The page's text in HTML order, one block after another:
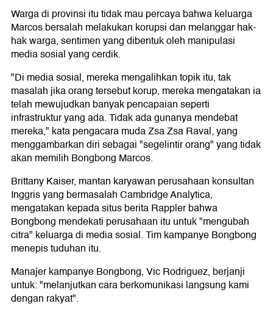
Warga di provinsi itu tidak mau percaya bahwa keluarga
Marcos bersalah melakukan korupsi dan melanggar hak-
hak warga, sentimen yang dibentuk oleh manipulasi
media sosial yang cerdik.
"Di media sosial, mereka mengalihkan topik itu, tak
masalah jika orang tersebut korup, mereka mengatakan ia
telah mewujudkan banyak pencapaian seperti
infrastruktur yang ada. Tidak ada gunanya mendebat
mereka," kata pengacara muda Zsa Zsa Raval, yang
menggambarkan diri sebagai "segelintir orang" yang tidak
akan memilih Bongbong Marcos.
Brittany Kaiser, mantan karyawan perusahaan konsultan
Inggris yang bermasalah Cambridge Analytica,
mengatakan kepada situs berita Rappler bahwa
Bongbong mendekati perusahaan itu untuk "mengubah
citra" keluarga di media sosial. Tim kampanye Bongbong
menepis tuduhan itu.
Manajer kampanye Bongbong, Vic Rodriguez, berjanji
untuk: "melanjutkan cara berkomunikasi langsung kami
dengan rakyat".